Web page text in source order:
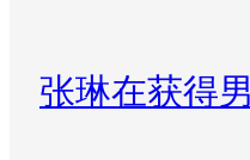
张琳在获得